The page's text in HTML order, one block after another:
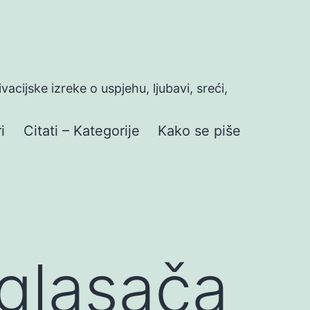
izreke o uspjehu, ljubavi, sreći,
Citati – Kategorije Kako se piše